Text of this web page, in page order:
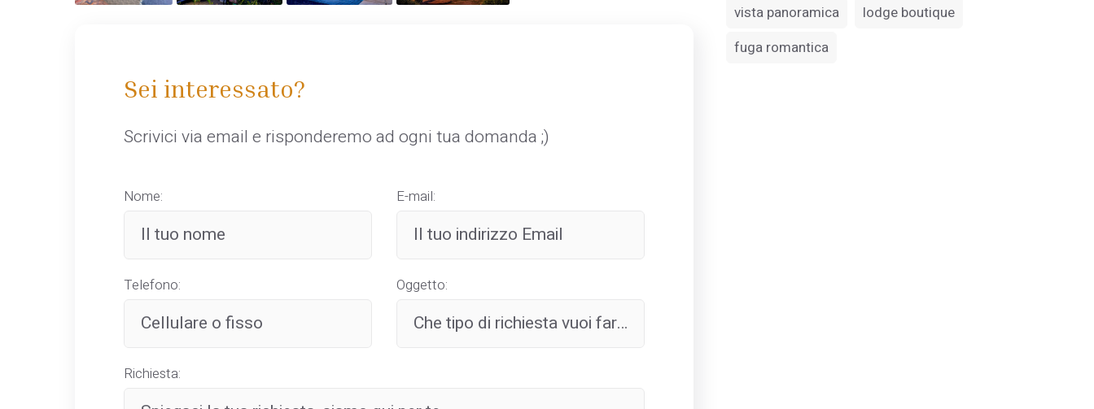
Sei interessato?
Scrivici via email e risponderemo ad ogni tua domanda ;)
Nome: E-mail:
Telefono: Oggetto:
Richiesta:
vista panoramica
lodge boutique
fuga romantica